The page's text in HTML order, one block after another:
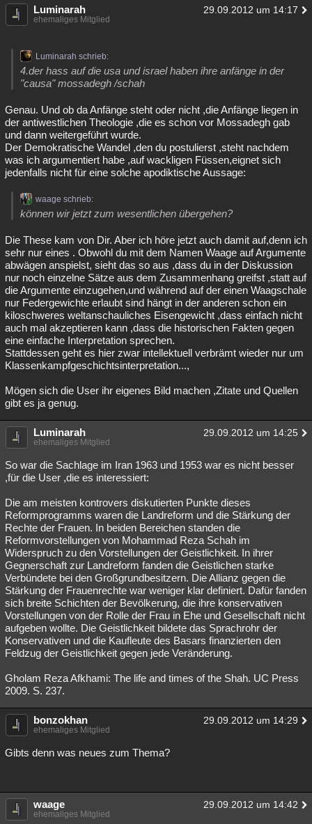
Luminarah 29.09.2012 um 14:17
ehemaliges Mitglied
Luminarah schrieb:
4.der hass auf die usa und israel haben ihre anfänge in der
"causa" mossadegh /schah
Genau. Und ob da Anfänge steht oder nicht ,die Anfänge liegen in
der antiwestlichen Theologie ,die es schon vor Mossadegh gab
und dann weitergeführt wurde.
Der Demokratische Wandel ,den du postulierst ,steht nachdem
was ich argumentiert habe ,auf wackligen Füssen,eignet sich
jedenfalls nicht für eine solche apodiktische Aussage:
waage schrieb:
können wir jetzt zum wesentlichen übergehen?
Die These kam von Dir. Aber ich höre jetzt auch damit auf,denn ich
sehr nur eines . Obwohl du mit dem Namen Waage auf Argumente
abwägen anspielst, sieht das so aus ,dass du in der Diskussion
nur noch einzelne Sätze aus dem Zusammenhang greifst ,statt auf
die Argumente einzugehen,und während auf der einen Waagschale
nur Federgewichte erlaubt sind hängt in der anderen schon ein
kiloschweres weltanschauliches Eisengewicht ,dass einfach nicht
auch mal akzeptieren kann ,dass die historischen Fakten gegen
eine einfache Interpretation sprechen.
Stattdessen geht es hier zwar intellektuell verbrämt wieder nur um
Klassenkampfgeschichtsinterpretation...,
Mögen sich die User ihr eigenes Bild machen ,Zitate und Quellen
gibt es ja genug.
Luminarah 29.09.2012 um 14:25
ehemaliges Mitglied
So war die Sachlage im Iran 1963 und 1953 war es nicht besser
,für die User ,die es interessiert:
Die am meisten kontrovers diskutierten Punkte dieses
Reformprogramms waren die Landreform und die Stärkung der
Rechte der Frauen. In beiden Bereichen standen die
Reformvorstellungen von Mohammad Reza Schah im
Widerspruch zu den Vorstellungen der Geistlichkeit. In ihrer
Gegnerschaft zur Landreform fanden die Geistlichen starke
Verbündete bei den Großgrundbesitzern. Die Allianz gegen die
Stärkung der Frauenrechte war weniger klar definiert. Dafür fanden
sich breite Schichten der Bevölkerung, die ihre konservativen
Vorstellungen von der Rolle der Frau in Ehe und Gesellschaft nicht
aufgeben wollte. Die Geistlichkeit bildete das Sprachrohr der
Konservativen und die Kaufleute des Basars finanzierten den
Feldzug der Geistlichkeit gegen jede Veränderung.
Gholam Reza Afkhami: The life and times of the Shah. UC Press
2009. S. 237.
bonzokhan 29.09.2012 um 14:29
ehemaliges Mitglied
Gibts denn was neues zum Thema?
waage 29.09.2012 um 14:42
ehemaliges Mitglied